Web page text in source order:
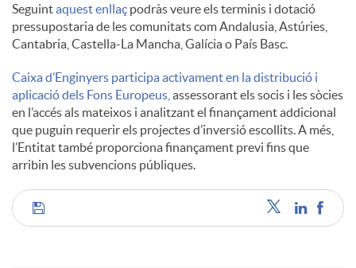
l
s
Seguintaquest enllaç podràs veure els terminis i dotació
pressupostaria de les comunitats com Andalusia, Astúries,
Cantabria, Castella-La Mancha, Galícia o País Basc.
Caixa d’Enginyers participa activament en la distribució i
aplicació dels Fons Europeus, assessorant els socis i les sòcies
en l’accés als mateixos i analitzant el finançament addicional
que puguin requerir els projectes d’inversió escollits. A més,
l’Entitat també proporciona finançament previ fins que
arribin les subvencions públiques.
C